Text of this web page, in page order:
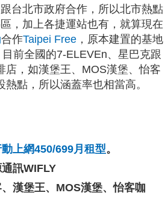
台北市政府合作，所以北市熱點
，加上各捷運站也有，就算現在
合作Taipei Free，原本建置的基地
前全國的7-ELEVEn、星巴克跟
店，如漢堡王、MOS漢堡、怡客
點，所以涵蓋率也相當高。
上網450/699月租型。
訊WIFLY
、漢堡王、MOS漢堡、怡客咖